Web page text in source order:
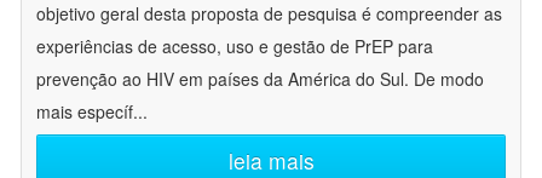
objetivo geral desta proposta de pesquisa é compreender as
experiências de acesso, uso e gestão de PrEP para
prevenção ao HIV em países da América do Sul. De modo
mais específ...
leia mais